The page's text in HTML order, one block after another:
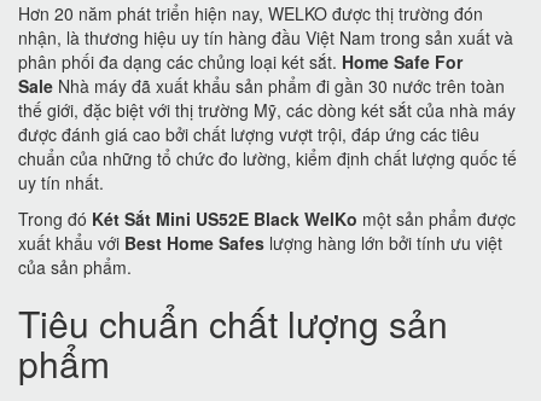
Hơn 20 năm phát triển hiện nay, WELKO được thị trường đón
nhận, là thương hiệu uy tín hàng đầu Việt Nam trong sản xuất và
phân phối đa dạng các chủng loại két sắt. Home Safe For
Sale Nhà máy đã xuất khẩu sản phẩm đi gần 30 nước trên toàn
thế giới, đặc biệt với thị trường Mỹ, các dòng két sắt của nhà máy
được đánh giá cao bởi chất lượng vượt trội, đáp ứng các tiêu
chuẩn của những tổ chức đo lường, kiểm định chất lượng quốc tế
uy tín nhất.
Trong đó Két Sắt Mini US52E Black WelKo một sản phẩm được
xuất khẩu với Best Home Safes lượng hàng lớn bởi tính ưu việt
của sản phẩm.
Tiêu chuẩn chất lượng sản
phẩm